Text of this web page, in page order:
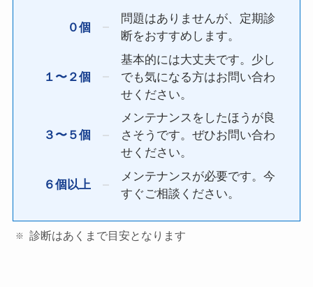
０個
問題はありませんが、定期診
断をおすすめします。
１〜２個
基本的には大丈夫です。少し
でも気になる方はお問い合わ
せください。
３〜５個
メンテナンスをしたほうが良
さそうです。ぜひお問い合わ
せください。
６個以上
メンテナンスが必要です。今
すぐご相談ください。
診断はあくまで目安となります